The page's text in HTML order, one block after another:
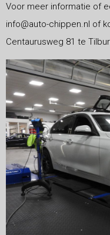
Voor meer informatie of
info@auto-chippen.nl of
Centaurusweg 81 te